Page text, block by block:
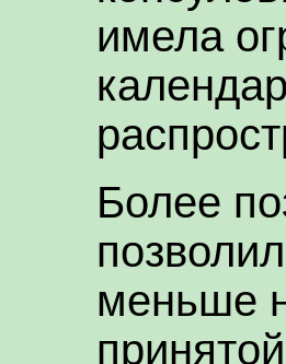
имела
Более
меньше